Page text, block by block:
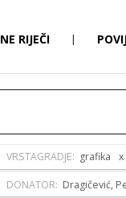
RIJEČI |
VRSTAGRADJE: grafika
DONATOR: Dragičević,